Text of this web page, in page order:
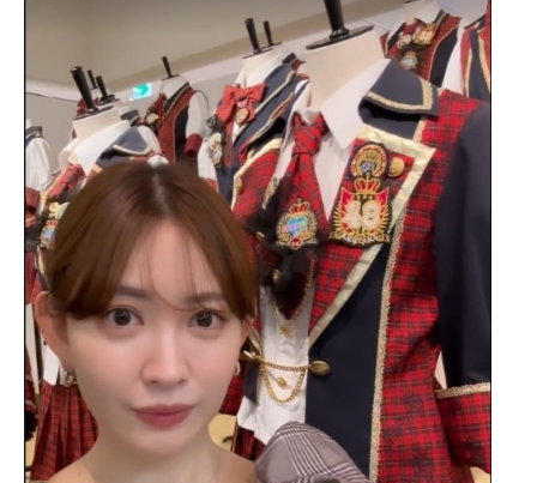
企業ITのトレンドを詳説
経営リーダーのコミュニティ
マーケ×ITの今がよく分かる
ITエンジニア向け専門サイト
企業向けIT製品の総合サイト
IT製品の技術・比較・事例
製造業のIT導入・活用を支援
モノづくり技術者専門サイト